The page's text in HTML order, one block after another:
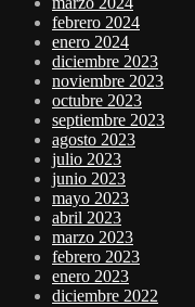
febrero 2024
enero 2024
diciembre 2023
noviembre 2023
octubre 2023
septiembre 2023
agosto 2023
julio 2023
junio 2023
mayo 2023
abril 2023
marzo 2023
febrero 2023
enero 2023
diciembre 2022